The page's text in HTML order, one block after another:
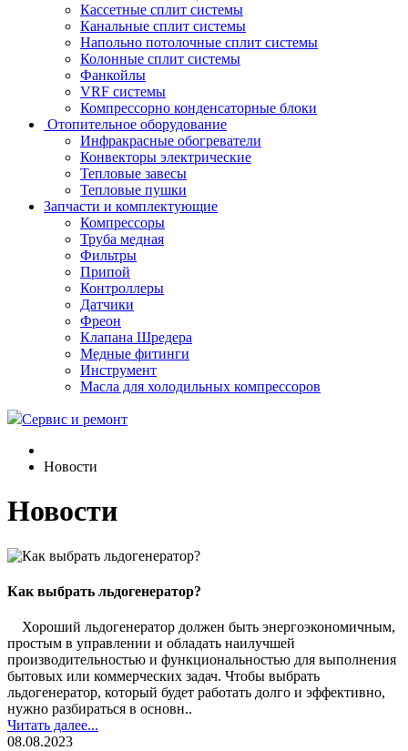
Кассетные сплит системы
Канальные сплит системы
Напольно потолочные сплит системы
Колонные сплит системы
Фанкойлы
VRF системы
Компрессорно конденсаторные блоки
Отопительное оборудование
Инфракрасные обогреватели
Конвекторы электрические
Тепловые завесы
Тепловые пушки
Запчасти и комплектующие
Компрессоры
Труба медная
Фильтры
Припой
Контроллеры
Датчики
Фреон
Клапана Шредера
Медные фитинги
Инструмент
Масла для холодильных компрессоров
Сервис и ремонт
Новости
Новости
Как выбрать льдогенератор?
Хороший льдогенератор должен быть энергоэкономичным,
простым в управлении и обладать наилучшей
производительностью и функциональностью для выполнения
бытовых или коммерческих задач. Чтобы выбрать
льдогенератор, который будет работать долго и эффективно,
нужно разбираться в основн..
Читать далее...
08.08.2023